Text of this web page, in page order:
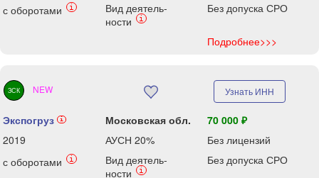
с оборотами
i
Вид деятель-
ности
i
Без допуска СРО
Подробнее>>>
ЗСК NEW Узнать ИНН
Экспогруз i Московская обл.
70 000 ₽
2019
АУСН 20%
Без лицензий
с оборотами
i
Вид деятель-
ности
i
Без допуска СРО